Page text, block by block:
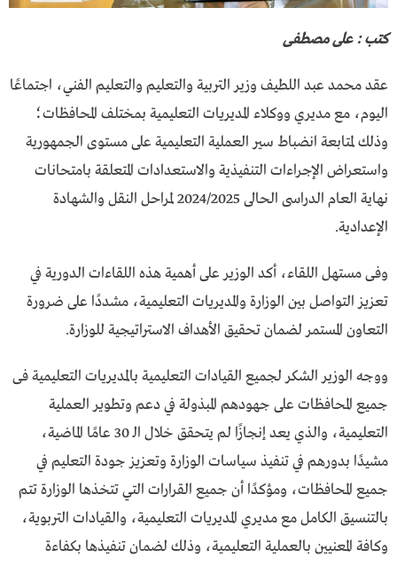
كتب : على مصطفى
عقد محمد عبد اللطيف وزير التربية والتعليم والتعليم الفني، اجتماعًا
اليوم، مع مديري ووكلاء المديريات التعليمية بمختلف المحافظات؛
وذلك لمتابعة انضباط سير العملية التعليمية على مستوى الجمهورية
واستعراض الإجراءات التنفيذية والاستعدادات المتعلقة بامتحانات
نهاية العام الدراسى الحالى 2024/2025 لمراحل النقل والشهادة
الإعدادية.
وفى مستهل اللقاء، أكد الوزير على أهمية هذه اللقاءات الدورية في
تعزيز التواصل بين الوزارة والمديريات التعليمية، مشددًا على ضرورة
التعاون المستمر لضمان تحقيق الأهداف الاستراتيجية للوزارة.
ووجه الوزير الشكر لجميع القيادات التعليمية بالمديريات التعليمية فى
جميع المحافظات على جهودهم المبذولة في دعم وتطوير العملية
التعليمية، والذي يعد إنجازًا لم يتحقق خلال الـ 30 عامًا الماضية،
مشيدًا بدورهم في تنفيذ سياسات الوزارة وتعزيز جودة التعليم في
جميع المحافظات، ومؤكدًا أن جميع القرارات التي تتخذها الوزارة تتم
بالتنسيق الكامل مع مديري المديريات التعليمية، والقيادات التربوية،
وكافة المعنيين بالعملية التعليمية، وذلك لضمان تنفيذها بكفاءة